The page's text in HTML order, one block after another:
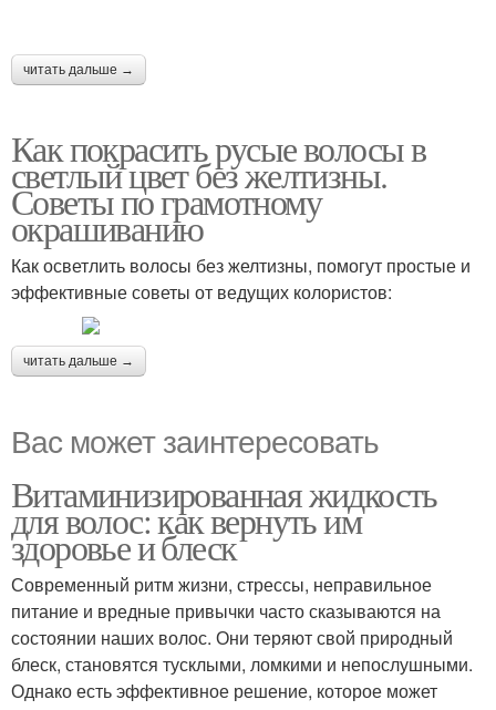
читать дальше →
Как покрасить русые волосы в
светлый цвет без желтизны.
Советы по грамотному
окрашиванию
Как осветлить волосы без желтизны, помогут простые и
эффективные советы от ведущих колористов:
читать дальше →
Вас может заинтересовать
Витаминизированная жидкость
для волос: как вернуть им
здоровье и блеск
Современный ритм жизни, стрессы, неправильное
питание и вредные привычки часто сказываются на
состоянии наших волос. Они теряют свой природный
блеск, становятся тусклыми, ломкими и непослушными.
Однако есть эффективное решение, которое может